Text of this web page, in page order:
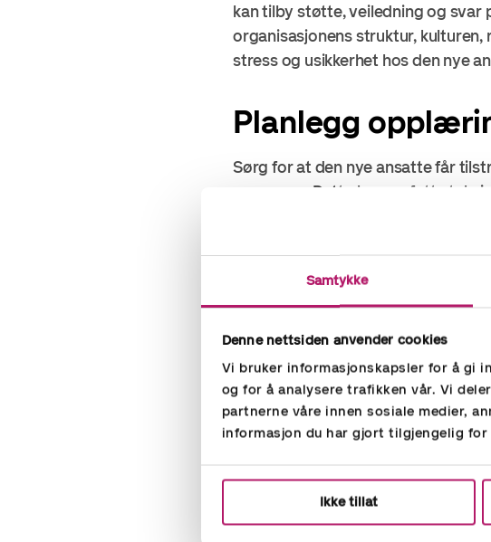
Samtykke
Denne nettsiden anvender cookies
Vi bruker informasjonskapsler for å gi
og for å analysere trafikken vår. Vi
partnerne våre innen sosiale medier,
informasjon du har gjort tilgjengelig for
Ikke tillat
kan tilby støtte, veiledning og svar
organisasjonens struktur,
stress og usikkerhet hos den nye
Planlegg
Sørg for at den nye ansatte får
prosesser. Dette kan omfatte
rapportering og kommunikasjon.
Gi tydelige
Kommuniser klart hva som
resultater, samt tidsfrister for
misforståelser og usikkerhet og vil
Hold jevnlig kontakt med den nye
trenger ytterligere støtte. Dette